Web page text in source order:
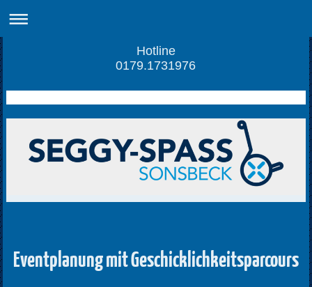
Hotline
0179.1731976
Eventplanung mit Geschicklichkeitsparcours